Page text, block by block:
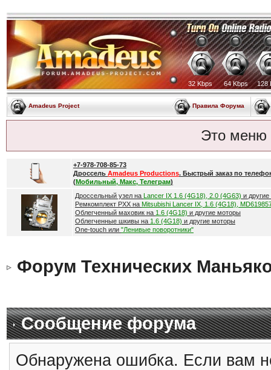
32 Kbps 64 Kbps 128
Amadeus Project Правила Форума
Это меню
+7-978-708-85-73
Дроссель Amadeus Productions. Быстрый заказ по
(Мобильный, Макс, Телеграм)
Дроссельный узел на Lancer IX 1.6 (4G18), 2.0 (4G63) и
Ремкомплект РХХ на Mitsubishi Lancer IX, 1.6 (4G18),
Облегченный маховик на 1.6 (4G18) и другие моторы
Облегченные шкивы на 1.6 (4G18) и другие моторы
One-touch или "Ленивые поворотники"
Форум Технических
Сообщение форума
Обнаружена ошибка. Если вам